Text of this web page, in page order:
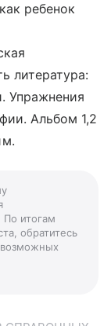
ребенок
литература:
Упражнения
Альбом 1,2
По итогам
обратитесь
возможных